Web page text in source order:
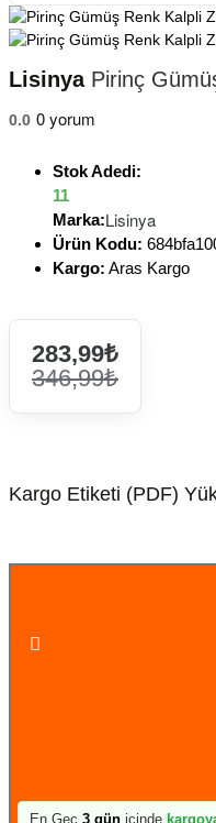
LisinyaPirinç
0.0 0 yorum
Stok Adedi:
11
Marka:Lisinya
Ürün Kodu:
Kargo: Aras Kargo
283,99₺
346,99₺
Kargo Etiketi (PDF)
En Geç 3 gün içinde